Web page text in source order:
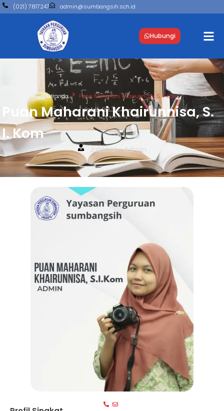
(021) 7817247 admin@sumbangsih.sch.id
Hubungi
Beranda Puan Maharani Khairunnisa, S. I. Kom
Puan Maharani Khairunnisa, S.
I. Kom
Jabatan : Admin